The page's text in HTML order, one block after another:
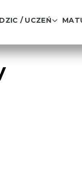
/ UCZEŃ